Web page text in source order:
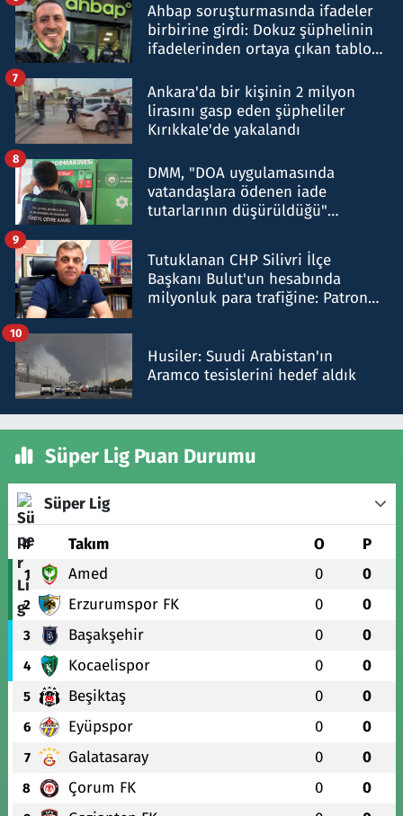
Ahbap soruşturmasında ifadeler
birbirine girdi: Dokuz şüphelinin
ifadelerinden ortaya çıkan tablo
Ankara'da bir kişinin 2 milyon
lirasını gasp eden şüpheliler
Kırıkkale'de yakalandı
7
DMM, "DOA uygulamasında
vatandaşlara ödenen iade
tutarlarının düşürüldüğü"
8
Tutuklanan CHP Silivri İlçe
Başkanı Bulut'un hesabında
milyonluk para trafiğine: Patron
9
Husiler: Suudi Arabistan'ın
Aramco tesislerini hedef aldık
10
Süper Lig Puan Durumu
Süper Lig
# Takım O P
1 Amed 0 0
2 Erzurumspor FK 0 0
3 Başakşehir 0 0
4 Kocaelispor 0 0
5 Beşiktaş 0 0
6 Eyüpspor 0 0
7 Galatasaray 0 0
8 Çorum FK 0 0